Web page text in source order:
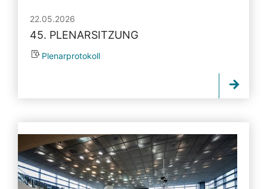
22.05.2026
45. PLENARSITZUNG
Plenarprotokoll